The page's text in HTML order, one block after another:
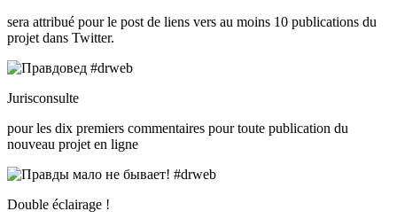
sera attribué pour le post de liens vers au moins 10 publications du
projet dans Twitter.
Jurisconsulte
pour les dix premiers commentaires pour toute publication du
nouveau projet en ligne
Double éclairage !